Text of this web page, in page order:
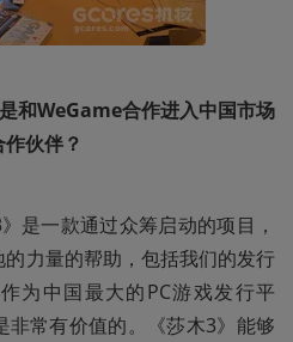
和WeGame合作进入中国市场
伙伴？
是一款通过众筹启动的项目，
力量的帮助，包括我们的发行
为中国最大的PC游戏发行平
非常有价值的。《莎木3》能够